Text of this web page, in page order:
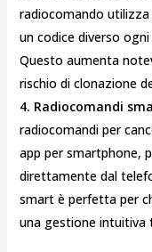
radiocomando
un codice diverso
Questo aumenta
rischio di clonazione
4. Radiocomandi
radiocomandi per
app per smartphone,
direttamente dal
smart è perfetta per
una gestione intuitiva